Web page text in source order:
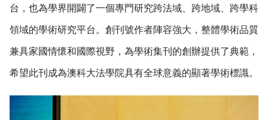
台，也為學界開闢了一個專門研究跨法域、跨地域、跨學科
領域的學術研究平台。創刊號作者陣容強大，整體學術品質
兼具家國情懷和國際視野，為學術集刊的創辦提供了典範，
希望此刊成為澳科大法學院具有全球意義的顯著學術標識。